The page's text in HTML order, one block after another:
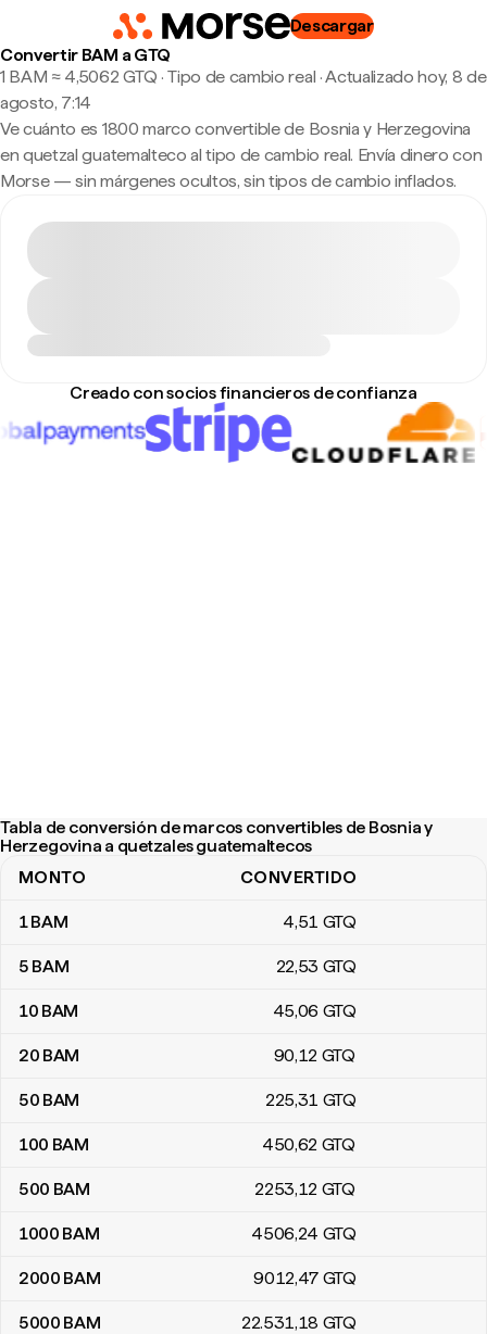
Descargar
Convertir BAM a GTQ
1 BAM ≈ 4,5062 GTQ · Tipo de cambio real ·Actualizado hoy, 8 de
agosto, 7:14
Ve cuánto es 1800 marco convertible de Bosnia y Herzegovina
en quetzal guatemalteco al tipo de cambio real. Envía dinero con
Morse — sin márgenes ocultos, sin tipos de cambio inflados.
Creado con socios financieros de confianza
Tabla de conversión de marcos convertibles de Bosnia y
Herzegovina a quetzales guatemaltecos
Tabla de conversión de marcos convertibles de Bosnia y
MONTO CONVERTIDO
1BAM 4,51 GTQ
5 BAM 22,53 GTQ
10 BAM 45,06 GTQ
20 BAM 90,12 GTQ
50 BAM 225,31 GTQ
100 BAM 450,62 GTQ
500 BAM 2253,12 GTQ
1000 BAM 4506,24 GTQ
2000 BAM 9012,47 GTQ
5000 BAM 22.531,18 GTQ